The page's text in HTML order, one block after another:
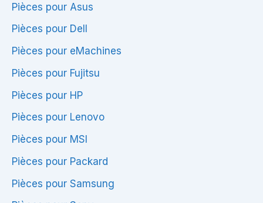
Pièces pour Asus
Pièces pour Dell
Pièces pour eMachines
Pièces pour Fujitsu
Pièces pour HP
Pièces pour Lenovo
Pièces pour MSI
Pièces pour Packard
Pièces pour Samsung